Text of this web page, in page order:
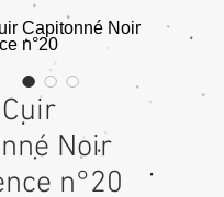
Noir
n°20